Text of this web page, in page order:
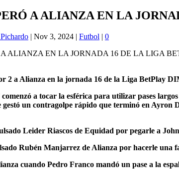
A ALIANZA EN LA
| Nov 3, 2024 | Futbol | 0
2 a Alianza en la jornada 16 de la Liga BetPlay
a tocar la esférica para utilizar pases
gestó un contragolpe rápido que terminó en
Leider Riascos de Equidad por pegarle a
Rubén Manjarrez de Alianza por hacerle una
cuando Pedro Franco mandó un pase a la